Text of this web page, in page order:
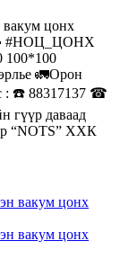
вакум цонх
#НОЦ_ЦОНХ
100*100
🚛Орон
: ☎️ 88317137 ☎
гүүр даваад
“NOTS” ХХК